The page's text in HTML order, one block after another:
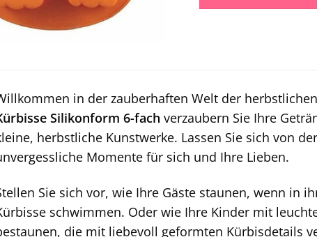
in der zauberhaften Welt der
Silikonform 6-fach verzaubern Sie Ihre
herbstliche Kunstwerke. Lassen Sie sich von
Momente für sich und Ihre Lieben.
Sie sich vor, wie Ihre Gäste staunen, wenn in
schwimmen. Oder wie Ihre Kinder mit
die mit liebevoll geformten Kürbisdetails